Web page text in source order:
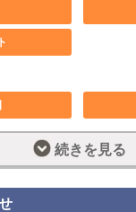
続きを見る